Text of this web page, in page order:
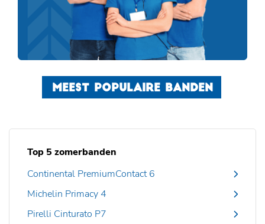
MEEST POPULAIRE BANDEN
Top 5 zomerbanden
Continental PremiumContact 6
Michelin Primacy 4
Pirelli Cinturato P7